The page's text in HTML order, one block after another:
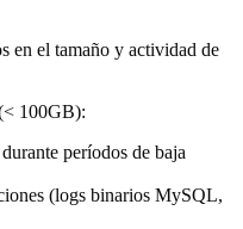
en el tamaño y actividad de
100GB):
períodos de baja
(logs binarios MySQL,